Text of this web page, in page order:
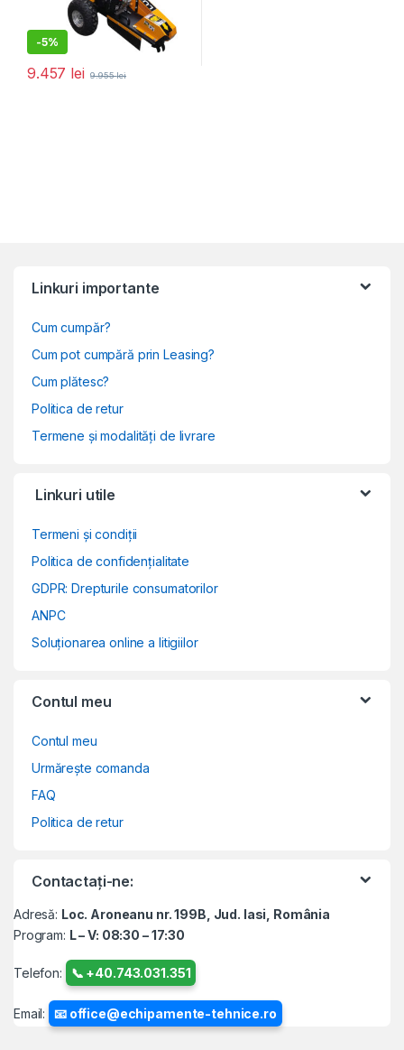
-5%
9.457 lei 9.955lei
Linkuri importante
Cum cumpăr?
Cum pot cumpără prin Leasing?
Cum plătesc?
Politica de retur
Termene și modalități de livrare
Linkuri utile
Termeni și condiții
Politica de confidențialitate
GDPR: Drepturile consumatorilor
ANPC
Soluționarea online a litigiilor
Contul meu
Contul meu
Urmărește comanda
FAQ
Politica de retur
Contactați-ne:
Adresă: Loc. Aroneanu nr. 199B, Jud. Iasi, România
Program: L – V: 08:30 – 17:30
Telefon: 📞 +40.743.031.351
Email: 📧 office@echipamente-tehnice.ro